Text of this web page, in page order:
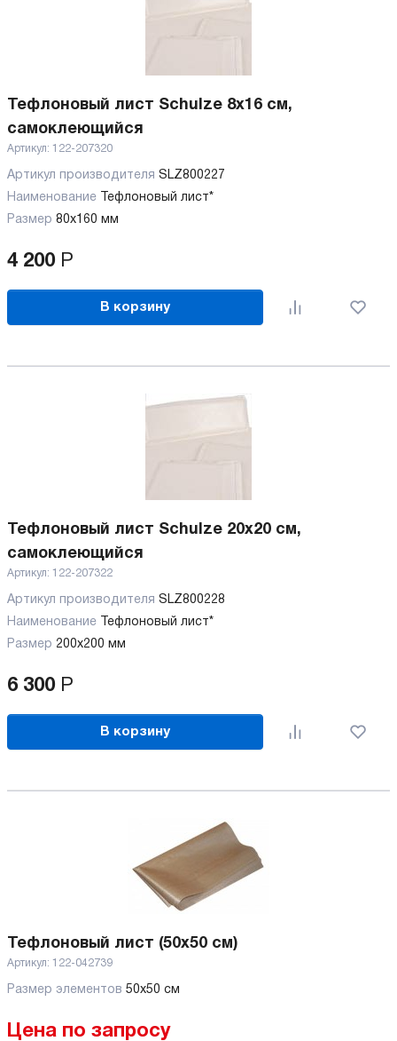
Тефлоновый лист Schulze 8х16 см,
самоклеющийся
Артикул: 122-207320
Артикул производителя SLZ800227
Наименование
Тефлоновый лист*
Размер 80x160 мм
4 200 Р
В корзину
Тефлоновый лист Schulze 20х20 см,
самоклеющийся
Артикул: 122-207322
Артикул производителя SLZ800228
Наименование
Тефлоновый лист*
Размер 200x200 мм
6 300 Р
В корзину
Тефлоновый лист (50x50 см)
Артикул: 122-042739
Размер элементов 50x50 см
Цена по запросу